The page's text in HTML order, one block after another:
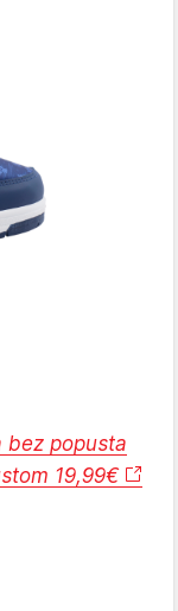
bez popusta
19,99€